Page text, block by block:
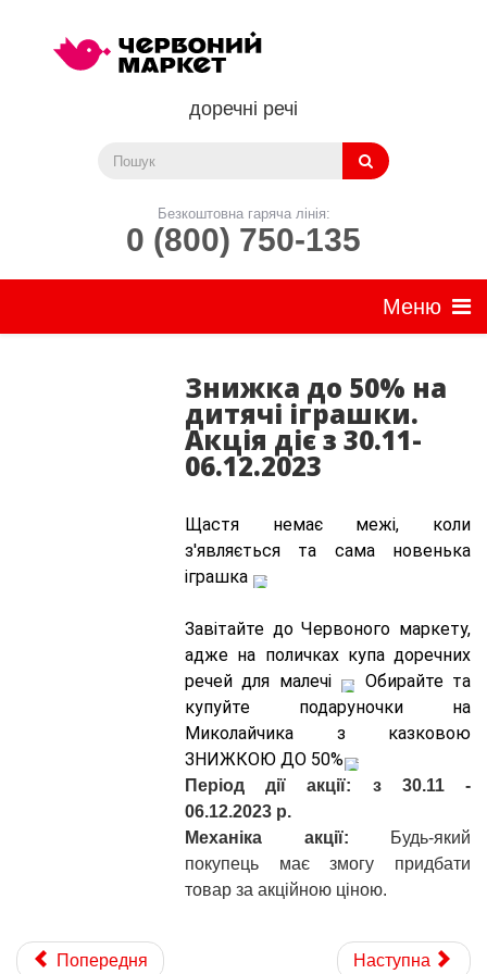
доречні речі
Безкоштовна гаряча лінія:
0 (800) 750-135
Знижка до 50% на
дитячі іграшки.
Акція діє з 30.11-
06.12.2023
Щастя немає межі, коли
з'являється та сама новенька
іграшка
Завітайте до Червоного маркету,
адже на поличках купа доречних
речей для малечі
Обирайте та
купуйте подаруночки на
Миколайчика з казковою
ЗНИЖКОЮ ДО 50%
Період дії акції: з 30.11 -
06.12.2023 р.
Механіка акції: Будь-який
покупець має змогу придбати
товар за акційною ціною.
Попередня Наступна